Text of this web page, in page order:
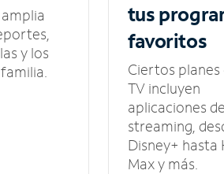
y los
tus
favoritos
Ciertos planes
TV incluyen
aplicaciones
streaming,
Disney+ hasta
Max y más.